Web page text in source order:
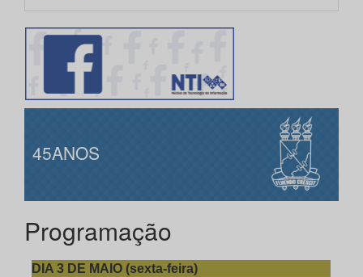
45ANOS
Programação
DIA 3 DE MAIO (sexta-feira)